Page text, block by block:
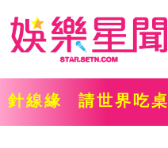
針線緣 請世界吃桌